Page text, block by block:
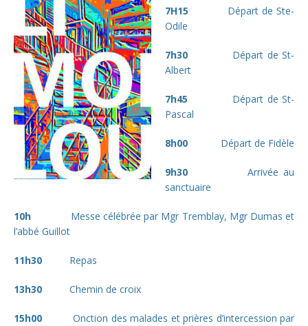
7H15 Départ de Ste-
Odile
7h30 Départ de St-
Albert
7h45 Départ de St-
Pascal
8h00 Départ de Fidèle
9h30 Arrivée au
sanctuaire
10h
Messe célébrée par Mgr Tremblay, Mgr Dumas et
l’abbé Guillot
11h30 Repas
13h30 Chemin de croix
15h00 Onction des malades et prières d’intercession par